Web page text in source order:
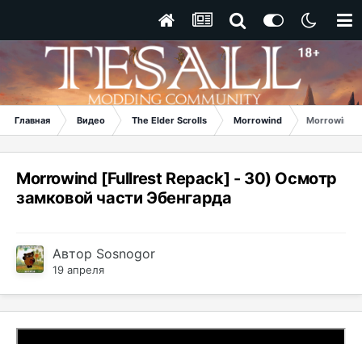
Главная Видео The Elder Scrolls Morrowind Morrowind
Morrowind [Fullrest Repack] - 30) Осмотр
замковой части Эбенгарда
Автор Sosnogor
19 апреля